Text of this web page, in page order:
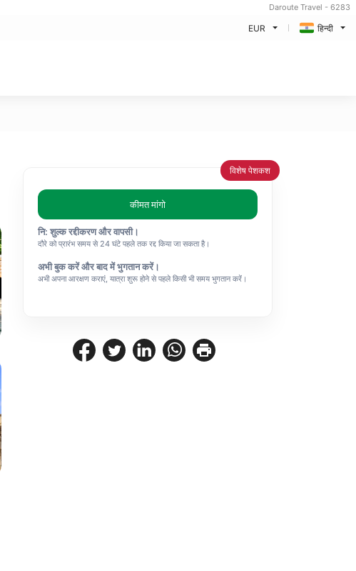
Daroute Travel - 6283
EUR हिन्दी
विशेष पेशकश
कीमत मांगो
नि: शुल्क रद्दीकरण और वापसी।
दौरे को प्रारंभ समय से 24 घंटे पहले तक रद्द किया जा सकता है।
अभी बुक करें और बाद में भुगतान करें।
अभी अपना आरक्षण कराएं, यात्रा शुरू होने से पहले किसी भी समय भुगतान करें।